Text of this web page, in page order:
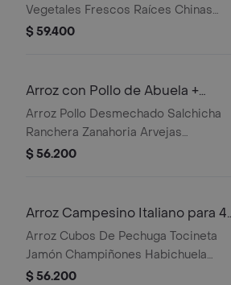
Vegetales Frescos Raíces Chinas
Pollo Desmechado) Dos Piernas
$ 59.400
Arroz con Pollo de Abuela +
Papas a la Francesa
Arroz Pollo Desmechado Salchicha
Ranchera Zanahoria Arvejas
Habichuela Pimentón Más Papas A La
$ 56.200
Arroz Campesino Italiano para 4
Personas
Arroz Cubos De Pechuga Tocineta
Jamón Champiñones Habichuela
Zanahoria Arvejas Terminado En Salsa
$ 56.200